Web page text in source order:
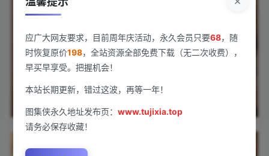
应广大网友要求，目前周年庆活动，永久会员只要68，随
时恢复原价198，全站资源全部免费下载（无二次收费），
早买早享受。把握机会！
本站长期更新，错过这波，再等一年！
图集侠永久地址发布页：www.tujixia.top
请务必保存收藏！